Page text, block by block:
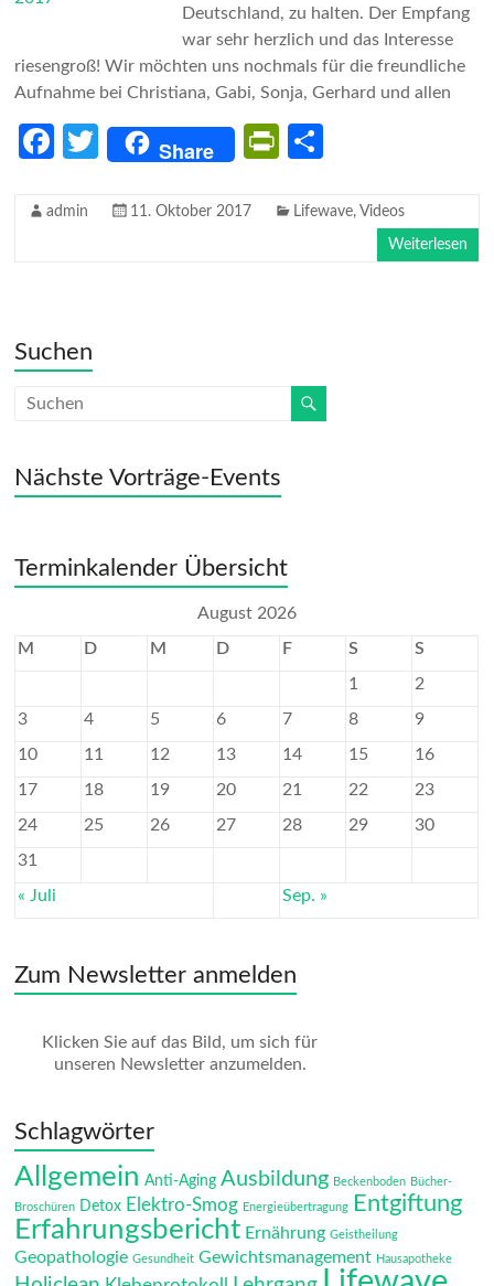
Deutschland, zu halten. Der Empfang
war sehr herzlich und das Interesse
riesengroß! Wir möchten uns nochmals für die freundliche
Aufnahme bei Christiana, Gabi, Sonja, Gerhard und allen
Fa
b
T
itt
Share
Pr
tF
y
e
admin 11. Oktober 2017 Lifewave, Videos
Weiterlesen
Suchen
Nächste Vorträge-Events
Terminkalender Übersicht
August 2026
M
D M D F S
S
1
2
3
4 5 6 7 8
9
10
11 12 13 14 15
16
17
18 19 20 21 22
23
24
25 26 27 28 29
30
31
« Juli
Sep. »
Zum Newsletter anmelden
Klicken Sie auf das Bild, um sich für
unseren Newsletter anzumelden.
Schlagwörter
Allgemein Anti-Aging Ausbildung Beckenboden Bücher-
Broschüren Detox Elektro-Smog Energieübertragung Entgiftung
Erfahrungsbericht Ernährung Geistheilung
Geopathologie Gesundheit Gewichtsmanagement Hausapotheke